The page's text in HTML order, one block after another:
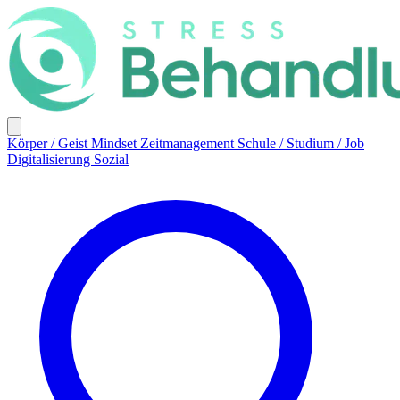
Körper / Geist Mindset Zeitmanagement Schule / Studium / Job
Digitalisierung Sozial